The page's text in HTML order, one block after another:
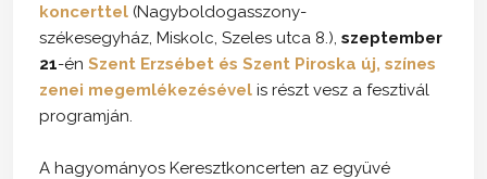
koncerttel (Nagyboldogasszony-
székesegyház, Miskolc, Szeles utca 8.), szeptember
21-én Szent Erzsébet és Szent Piroska új, színes
zenei megemlékezésével is részt vesz a fesztivál
programján.
A hagyományos Keresztkoncerten az együvé